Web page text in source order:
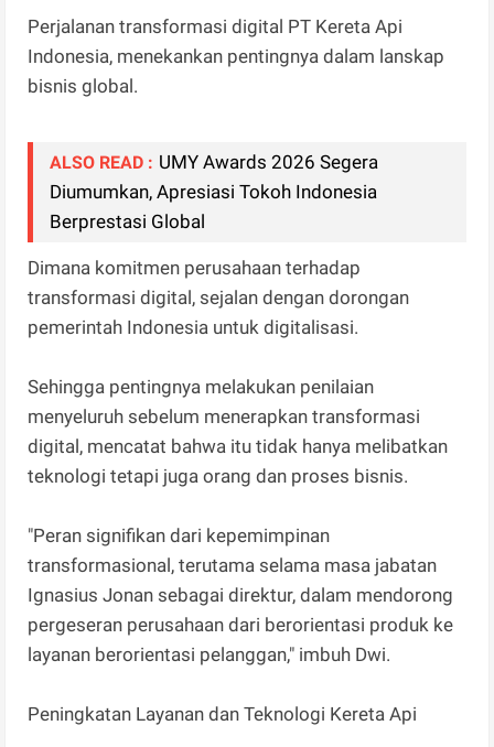
Perjalanan transformasi digital PT Kereta Api
Indonesia, menekankan pentingnya dalam lanskap
bisnis global.
ALSO READ : UMY Awards 2026 Segera
Diumumkan, Apresiasi Tokoh Indonesia
Berprestasi Global
Dimana komitmen perusahaan terhadap
transformasi digital, sejalan dengan dorongan
pemerintah Indonesia untuk digitalisasi.
Sehingga pentingnya melakukan penilaian
menyeluruh sebelum menerapkan transformasi
digital, mencatat bahwa itu tidak hanya melibatkan
teknologi tetapi juga orang dan proses bisnis.
"Peran signifikan dari kepemimpinan
transformasional, terutama selama masa jabatan
Ignasius Jonan sebagai direktur, dalam mendorong
pergeseran perusahaan dari berorientasi produk ke
layanan berorientasi pelanggan," imbuh Dwi.
Peningkatan Layanan dan Teknologi Kereta Api